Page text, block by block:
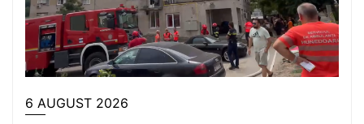
6 AUGUST 2026